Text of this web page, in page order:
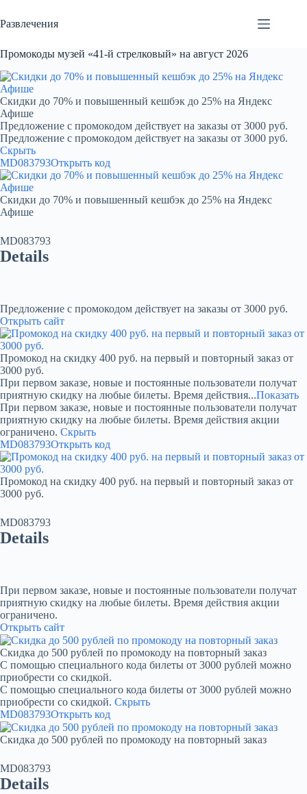
к
сути
Развлечения
Промокоды музей «41-й стрелковый» на август 2026
Скидки до 70% и повышенный кешбэк до 25% на Яндекс
Афише
Предложение с промокодом действует на заказы от 3000 руб.
Предложение с промокодом действует на заказы от 3000 руб.
Скрыть
MD083793Открыть код
Скидки до 70% и повышенный кешбэк до 25% на Яндекс
Афише
MD083793
Details
Предложение с промокодом действует на заказы от 3000 руб.
Открыть сайт
Промокод на скидку 400 руб. на первый и повторный заказ от
3000 руб.
При первом заказе, новые и постоянные пользователи получат
приятную скидку на любые билеты. Время действия...Показать
При первом заказе, новые и постоянные пользователи получат
приятную скидку на любые билеты. Время действия акции
ограничено. Скрыть
MD083793Открыть код
Промокод на скидку 400 руб. на первый и повторный заказ от
3000 руб.
MD083793
Details
При первом заказе, новые и постоянные пользователи получат
приятную скидку на любые билеты. Время действия акции
ограничено.
Открыть сайт
Скидка до 500 рублей по промокоду на повторный заказ
С помощью специального кода билеты от 3000 рублей можно
приобрести со скидкой.
С помощью специального кода билеты от 3000 рублей можно
приобрести со скидкой. Скрыть
MD083793Открыть код
Скидка до 500 рублей по промокоду на повторный заказ
MD083793
Details